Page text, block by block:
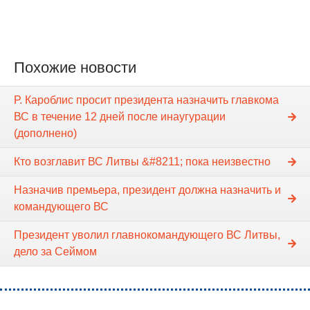
Похожие новости
Р. Кароблис просит президента назначить главкома
ВС в течение 12 дней после инаугурации
(дополнено)
Кто возглавит ВС Литвы &#8211; пока неизвестно
Назначив премьера, президент должна назначить и
командующего ВС
Президент уволил главнокомандующего ВС Литвы,
дело за Сеймом